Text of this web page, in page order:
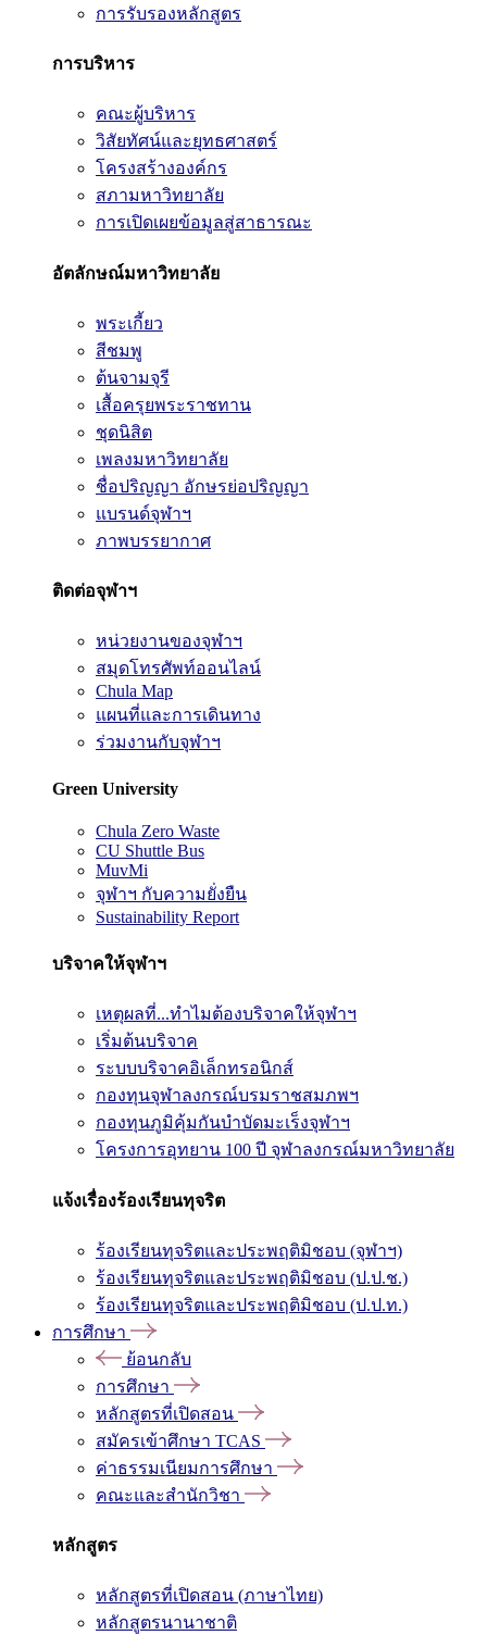
การรับรองหลักสูตร
การบริหาร
คณะผู้บริหาร
วิสัยทัศน์และยุทธศาสตร์
โครงสร้างองค์กร
สภามหาวิทยาลัย
การเปิดเผยข้อมูลสู่สาธารณะ
อัตลักษณ์มหาวิทยาลัย
พระเกี้ยว
สีชมพู
ต้นจามจุรี
เสื้อครุยพระราชทาน
ชุดนิสิต
เพลงมหาวิทยาลัย
ชื่อปริญญา อักษรย่อปริญญา
แบรนด์จุฬาฯ
ภาพบรรยากาศ
ติดต่อจุฬาฯ
หน่วยงานของจุฬาฯ
สมุดโทรศัพท์ออนไลน์
Chula Map
แผนที่และการเดินทาง
ร่วมงานกับจุฬาฯ
Green University
Chula Zero Waste
CU Shuttle Bus
MuvMi
จุฬาฯ กับความยั่งยืน
Sustainability Report
บริจาคให้จุฬาฯ
เหตุผลที่...ทำไมต้องบริจาคให้จุฬาฯ
เริ่มต้นบริจาค
ระบบบริจาคอิเล็กทรอนิกส์
กองทุนจุฬาลงกรณ์บรมราชสมภพฯ
กองทุนภูมิคุ้มกันบำบัดมะเร็งจุฬาฯ
โครงการอุทยาน 100 ปี จุฬาลงกรณ์มหาวิทยาลัย
แจ้งเรื่องร้องเรียนทุจริต
ร้องเรียนทุจริตและประพฤติมิชอบ (จุฬาฯ)
ร้องเรียนทุจริตและประพฤติมิชอบ (ป.ป.ช.)
ร้องเรียนทุจริตและประพฤติมิชอบ (ป.ป.ท.)
การศึกษา
ย้อนกลับ
การศึกษา
หลักสูตรที่เปิดสอน
สมัครเข้าศึกษา TCAS
ค่าธรรมเนียมการศึกษา
คณะและสำนักวิชา
หลักสูตร
หลักสูตรที่เปิดสอน (ภาษาไทย)
หลักสูตรนานาชาติ